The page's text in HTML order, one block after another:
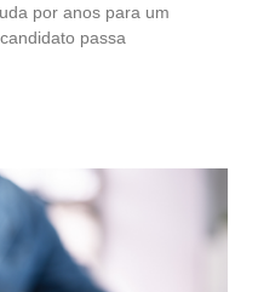
por anos para um
passa